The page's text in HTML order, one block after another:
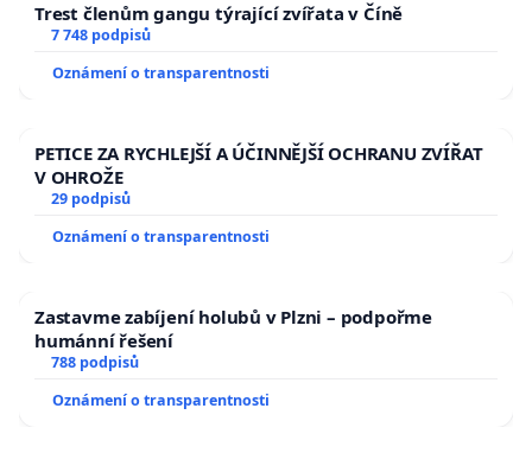
Trest členům gangu týrající zvířata v Číně
7 748 podpisů
Oznámení o transparentnosti
PETICE ZA RYCHLEJŠÍ A ÚČINNĚJŠÍ OCHRANU ZVÍŘAT
V OHROŽE
29 podpisů
Oznámení o transparentnosti
Zastavme zabíjení holubů v Plzni – podpořme
humánní řešení
788 podpisů
Oznámení o transparentnosti